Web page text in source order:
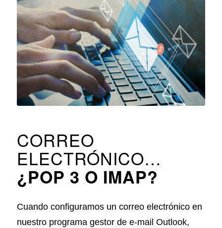
CORREO
ELECTRÓNICO…
¿POP 3 O IMAP?
Cuando configuramos un correo electrónico en
nuestro programa gestor de e-mail Outlook,